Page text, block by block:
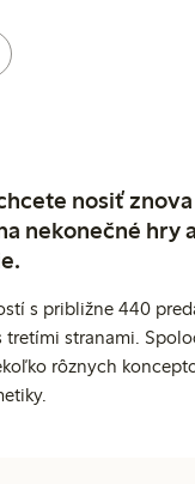
nosiť
nekonečné hry
s približne 440
stranami.
rôznych